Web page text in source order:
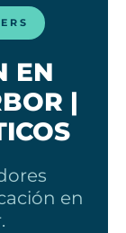
EN
|
en